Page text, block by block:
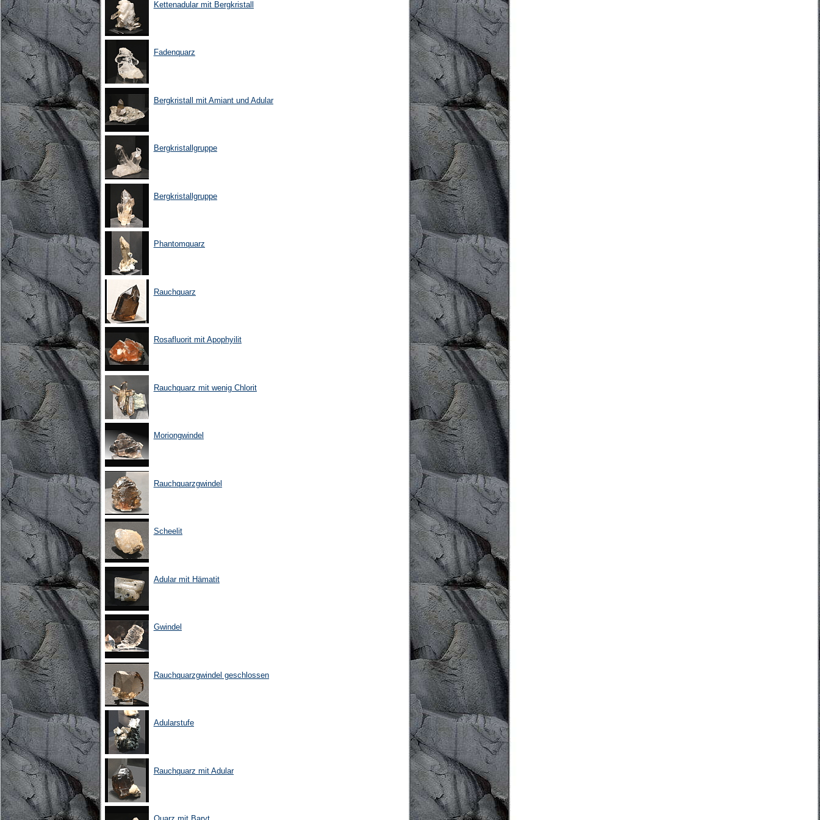
Kettenadular mit Bergkristall
Fadenquarz
Bergkristall mit Amiant und Adular
Bergkristallgruppe
Bergkristallgruppe
Phantomquarz
Rauchquarz
Rosafluorit mit Apophyilit
Rauchquarz mit wenig Chlorit
Moriongwindel
Rauchquarzgwindel
Scheelit
Adular mit Hämatit
Gwindel
Rauchquarzgwindel geschlossen
Adularstufe
Rauchquarz mit Adular